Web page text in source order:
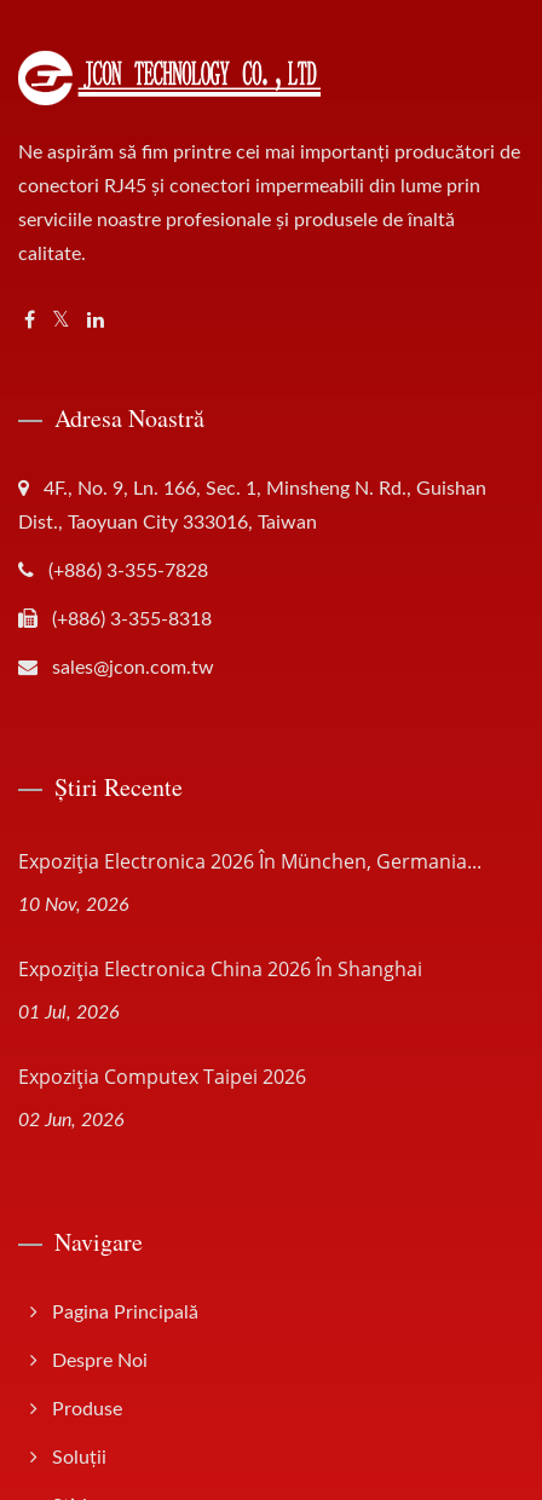
Ne aspirăm să fim printre cei mai importanți producători de
conectori RJ45 și conectori impermeabili din lume prin
serviciile noastre profesionale și produsele de înaltă
calitate.
Adresa Noastră
4F., No. 9, Ln. 166, Sec. 1, Minsheng N. Rd., Guishan
Dist., Taoyuan City 333016, Taiwan
(+886) 3-355-7828
(+886) 3-355-8318
sales@jcon.com.tw
Știri Recente
Expoziția Electronica 2026 În München, Germania...
10 Nov, 2026
Expoziția Electronica China 2026 În Shanghai
01 Jul, 2026
Expoziția Computex Taipei 2026
02 Jun, 2026
Navigare
Pagina Principală
Despre Noi
Produse
Soluții